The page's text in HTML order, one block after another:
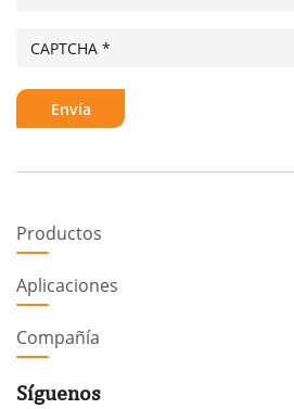
Síguenos
Productos
Aplicaciones
Compañía